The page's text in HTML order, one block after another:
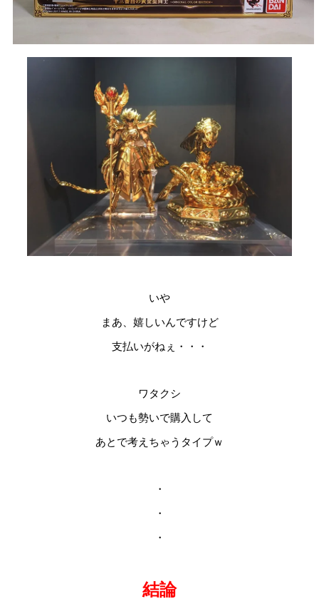
いや
まあ、嬉しいんですけど
支払いがねぇ・・・
ワタクシ
いつも勢いで購入して
あとで考えちゃうタイプｗ
・
・
・
結論